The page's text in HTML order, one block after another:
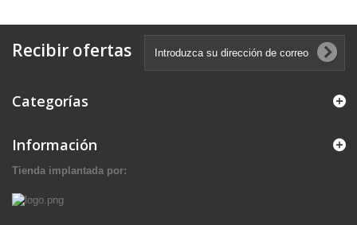
Recibir ofertas
Categorías
Información
Tienda implantada por: